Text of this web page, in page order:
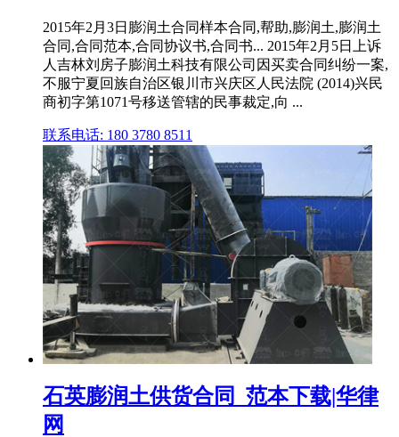
2015年2月3日膨润土合同样本合同,帮助,膨润土,膨润土
合同,合同范本,合同协议书,合同书... 2015年2月5日上诉
人吉林刘房子膨润土科技有限公司因买卖合同纠纷一案,
不服宁夏回族自治区银川市兴庆区人民法院 (2014)兴民
商初字第1071号移送管辖的民事裁定,向 ...
联系电话: 180 3780 8511
石英膨润土供货合同_范本下载|华律
网